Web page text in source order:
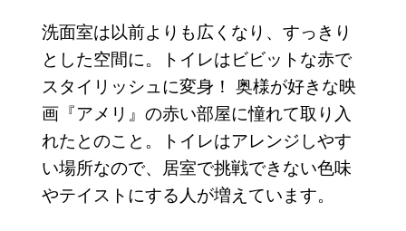
洗面室は以前よりも広くなり、すっきり
とした空間に。トイレはビビットな赤で
スタイリッシュに変身！ 奥様が好きな映
画『アメリ』の赤い部屋に憧れて取り入
れたとのこと。トイレはアレンジしやす
い場所なので、居室で挑戦できない色味
やテイストにする人が増えています。